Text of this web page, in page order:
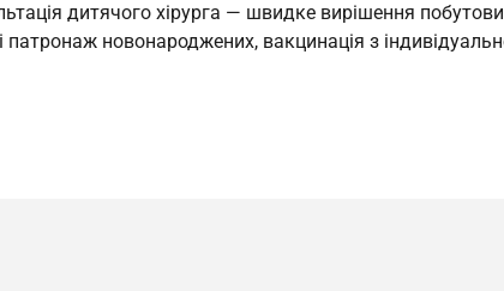
дитячого хірурга — швидке вирішення
патронаж новонароджених, вакцинація з